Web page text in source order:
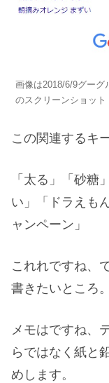
画像は2018/6/9グーグ
のスクリーンショット
この関連するキ
「太る」「砂糖
い」「ドラえも
ャンペーン」
これれですね、
書きたいところ。
メモはですね、
らではなく紙と
めします。